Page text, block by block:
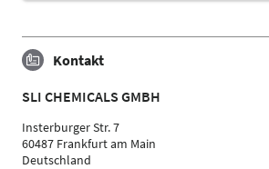
Kontakt
SLI CHEMICALS GMBH
Insterburger Str. 7
60487 Frankfurt am Main
Deutschland